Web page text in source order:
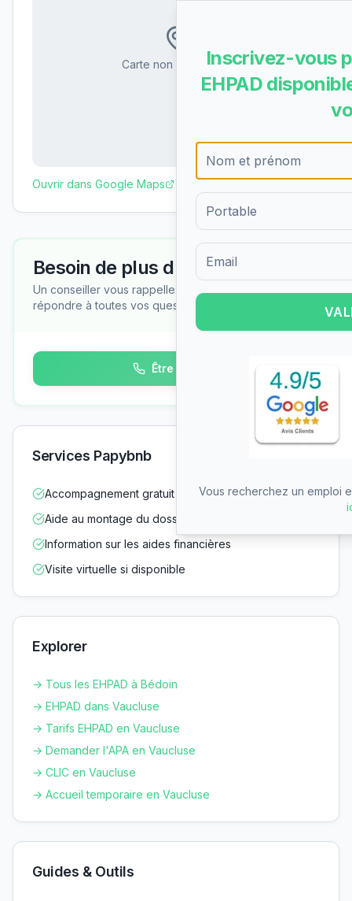
Carte non disponible
Ouvrir dans Google Maps
Besoin de plus d'informations ?
Un conseiller vous rappelle gratuitement pour
répondre à toutes vos questions
Être rappelé
Services Papybnb
Accompagnement gratuit dans vos démarches
Aide au montage du dossier d'admission
Information sur les aides financières
Visite virtuelle si disponible
Explorer
→ Tous les EHPAD à Bédoin
→ EHPAD dans Vaucluse
→ Tarifs EHPAD en Vaucluse
→ Demander l'APA en Vaucluse
→ CLIC en Vaucluse
→ Accueil temporaire en Vaucluse
Guides & Outils
Inscrivez-vous
EHPAD
Formulaire d'inscription pour
Vous recherchez un emploi